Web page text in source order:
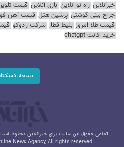
خبرآنلاین راه نو آنلاین بازی آنلاین قیمت
جراح بینی گوشتی پرشین هتل قیمت آهن
قیمت طلا امروز بلیط قطار شرکت رادوکو
خرید اکانت chatgpt
نسخه
تمامی حقوق این سایت برای خبرآنلاین محفوظ
News Agancy, All rights reserved